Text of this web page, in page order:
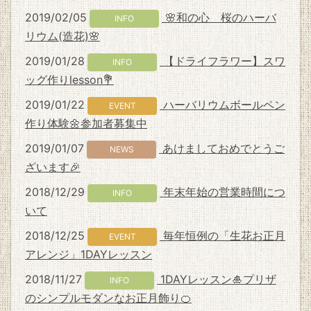
2019/02/05
INFO
🌸和の心 桜のハーバ
リウム(造花)🌸
2019/01/28
INFO
【ドライフラワー】スワ
ッグ作りlesson💐
2019/01/22
EVENT
ハーバリウムボールペン
作り体験🌼参加者募集中
2019/01/07
NEWS
あけましておめでとうご
ざいます🎉
2018/12/29
INFO
年末年始の営業時間につ
いて
2018/12/25
EVENT
毎年恒例の「生花お正月
アレンジ」1DAYレッスン
2018/11/27
INFO
1DAYレッスン🎍プリザ
のシンプルモダンなお正月飾り🍊